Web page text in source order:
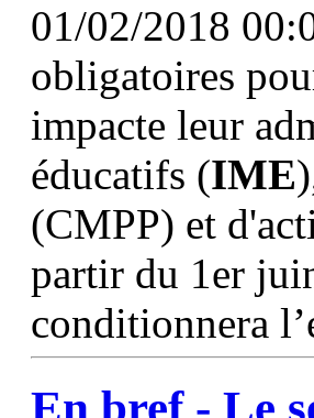
01/02/2018
obligatoires
impacte leur
éducatifs (IME
(CMPP) et
partir du 1er
conditionnera
En bref - Le